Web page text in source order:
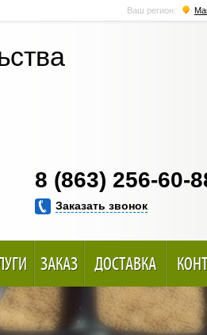
Ваш регион:
8 (863) 256-60-
Заказать звонок
ЗАКАЗ ДОСТАВКА